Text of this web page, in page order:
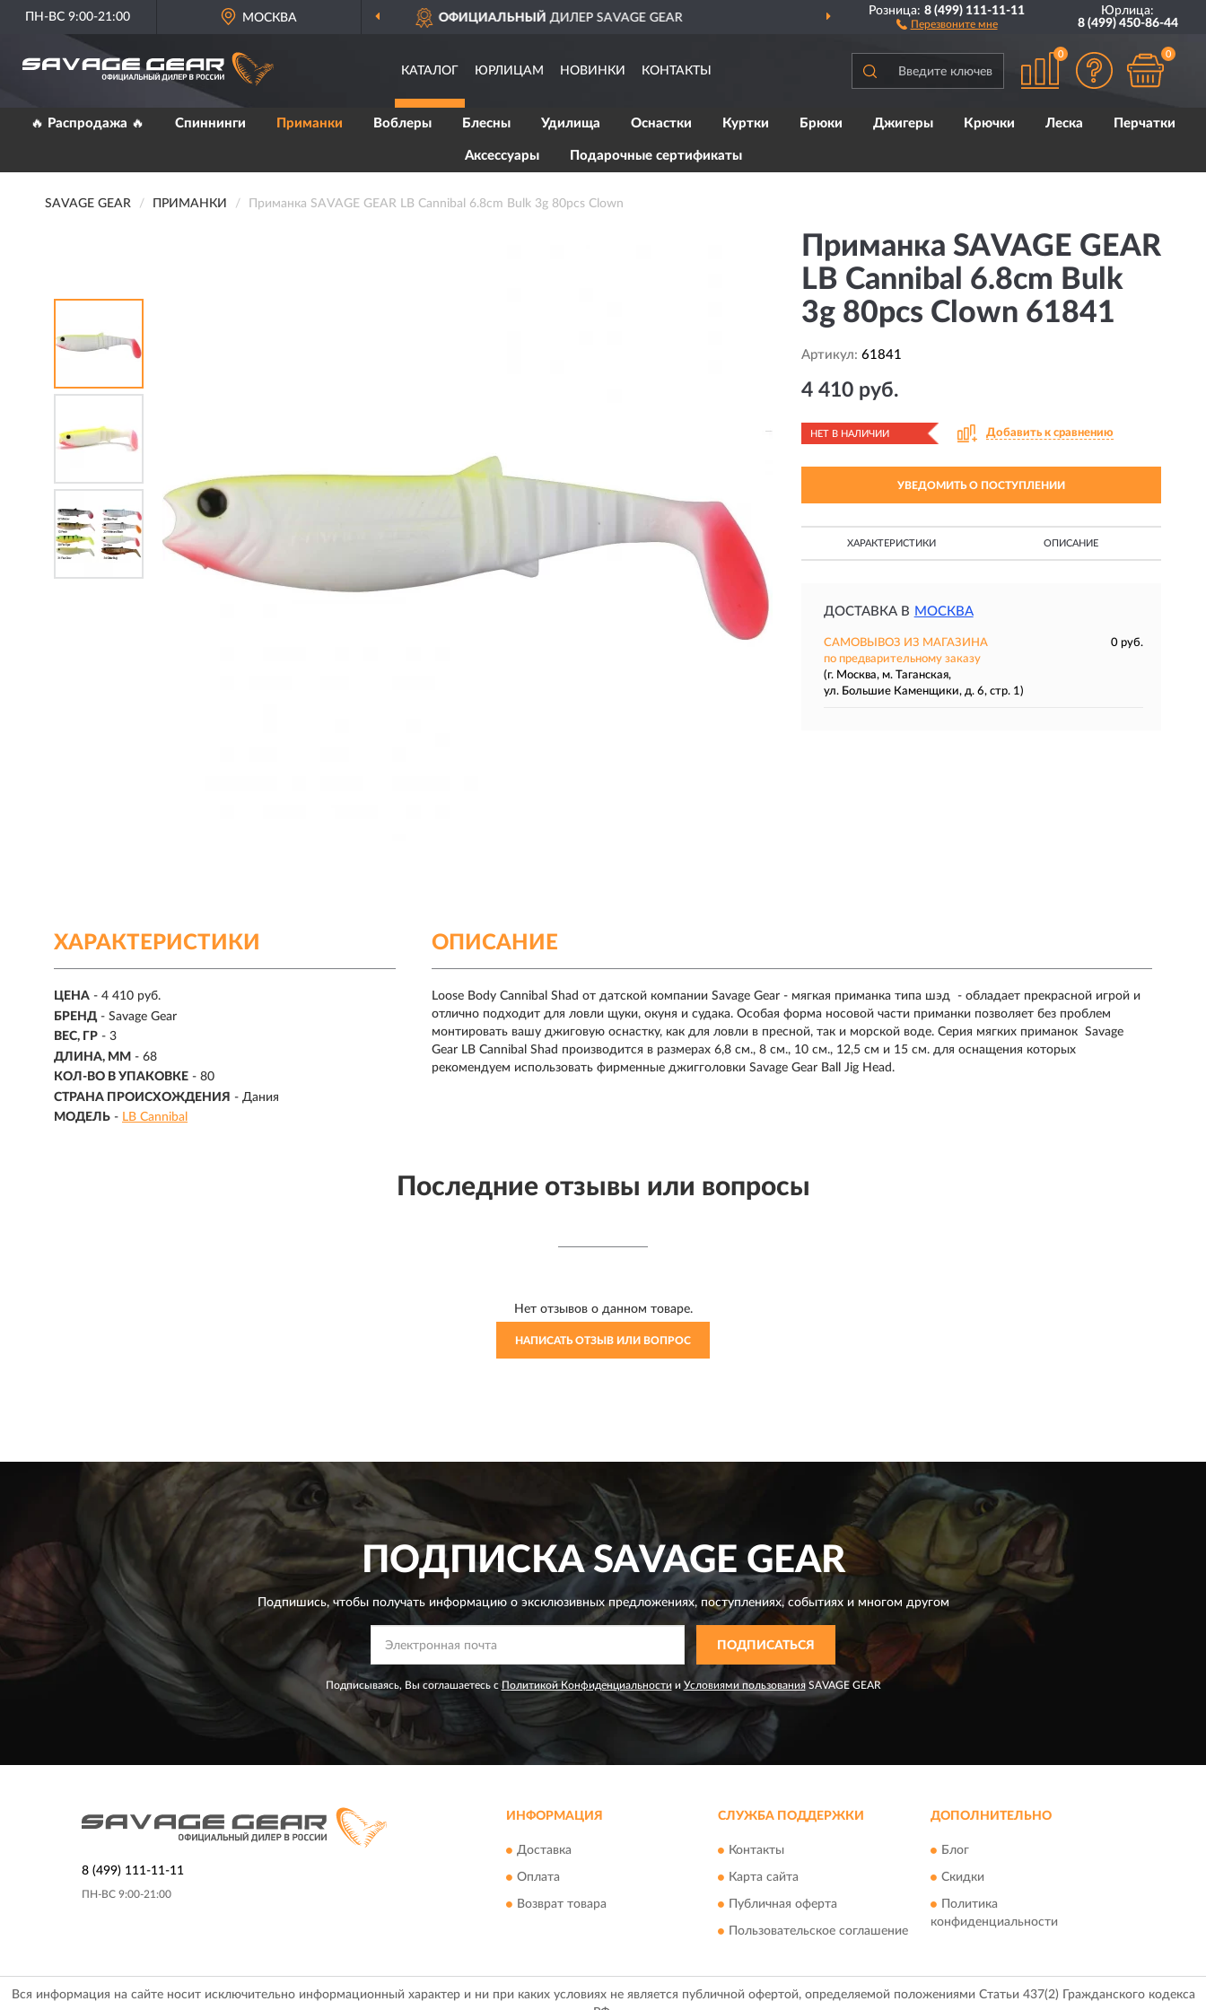
ПН-ВС 9:00-21:00 МОСКВА
ОФИЦИАЛЬНЫЙ ДИЛЕР SAVAGE GEAR ПО ВСЕЙ РОССИИ
Розница:8 (499) 111-11-11
Перезвоните мне
Юрлица:
8 (499) 450-86-44
КАТАЛОГ ЮРЛИЦАМ НОВИНКИ КОНТАКТЫ
0 0
🔥 Распродажа 🔥 Спиннинги Приманки Воблеры Блесны Удилища Оснастки Куртки Брюки Джигеры Крючки Леска Перчатки
Аксессуары Подарочные сертификаты
SAVAGE GEAR ПРИМАНКИ Приманка SAVAGE GEAR LB Cannibal 6.8cm Bulk 3g 80pcs Clown
Приманка SAVAGE GEAR
LB Cannibal 6.8cm Bulk
3g 80pcs Clown 61841
Артикул: 61841
4 410 руб.
НЕТ В НАЛИЧИИ Добавить к сравнению
УВЕДОМИТЬ О ПОСТУПЛЕНИИ
ХАРАКТЕРИСТИКИ ОПИСАНИЕ
ДОСТАВКА В МОСКВА
САМОВЫВОЗ ИЗ МАГАЗИНА
0 руб.
по предварительному заказу
(г. Москва, м. Таганская,
ул. Большие Каменщики, д. 6, стр. 1)
ХАРАКТЕРИСТИКИ
ЦЕНА - 4 410 руб.
БРЕНД - Savage Gear
ВЕС, ГР - 3
ДЛИНА, ММ - 68
КОЛ-ВО В УПАКОВКЕ - 80
СТРАНА ПРОИСХОЖДЕНИЯ - Дания
МОДЕЛЬ - LB Cannibal
ОПИСАНИЕ
Loose Body Cannibal Shad от датской компании Savage Gear - мягкая приманка типа шэд - обладает прекрасной игрой и
отлично подходит для ловли щуки, окуня и судака. Особая форма носовой части приманки позволяет без проблем
монтировать вашу джиговую оснастку, как для ловли в пресной, так и морской воде. Серия мягких приманок Savage
Gear LB Cannibal Shad производится в размерах 6,8 см., 8 см., 10 см., 12,5 см и 15 см. для оснащения которых
рекомендуем использовать фирменные джигголовки Savage Gear Ball Jig Head.
Последние отзывы или вопросы
Нет отзывов о данном товаре.
НАПИСАТЬ ОТЗЫВ ИЛИ ВОПРОС
ПОДПИСКАSAVAGE GEAR
Подпишись, чтобы получать информацию о эксклюзивных предложениях,поступлениях, событиях и многом другом
ПОДПИСАТЬСЯ
Подписываясь, Вы соглашаетесь с Политикой Конфиденциальности и Условиями пользованияSAVAGE GEAR
8 (499) 111-11-11
ПН-ВС 9:00-21:00
ИНФОРМАЦИЯ
Доставка
Оплата
Возврат товара
СЛУЖБА ПОДДЕРЖКИ
Контакты
Карта сайта
Публичная оферта
Пользовательское соглашение
ДОПОЛНИТЕЛЬНО
Блог
Скидки
Политика
конфиденциальности
Вся информация на сайте носит исключительно информационный характер и ни при каких условиях не является публичной офертой, определяемой положениями Статьи 437(2) Гражданского кодекса